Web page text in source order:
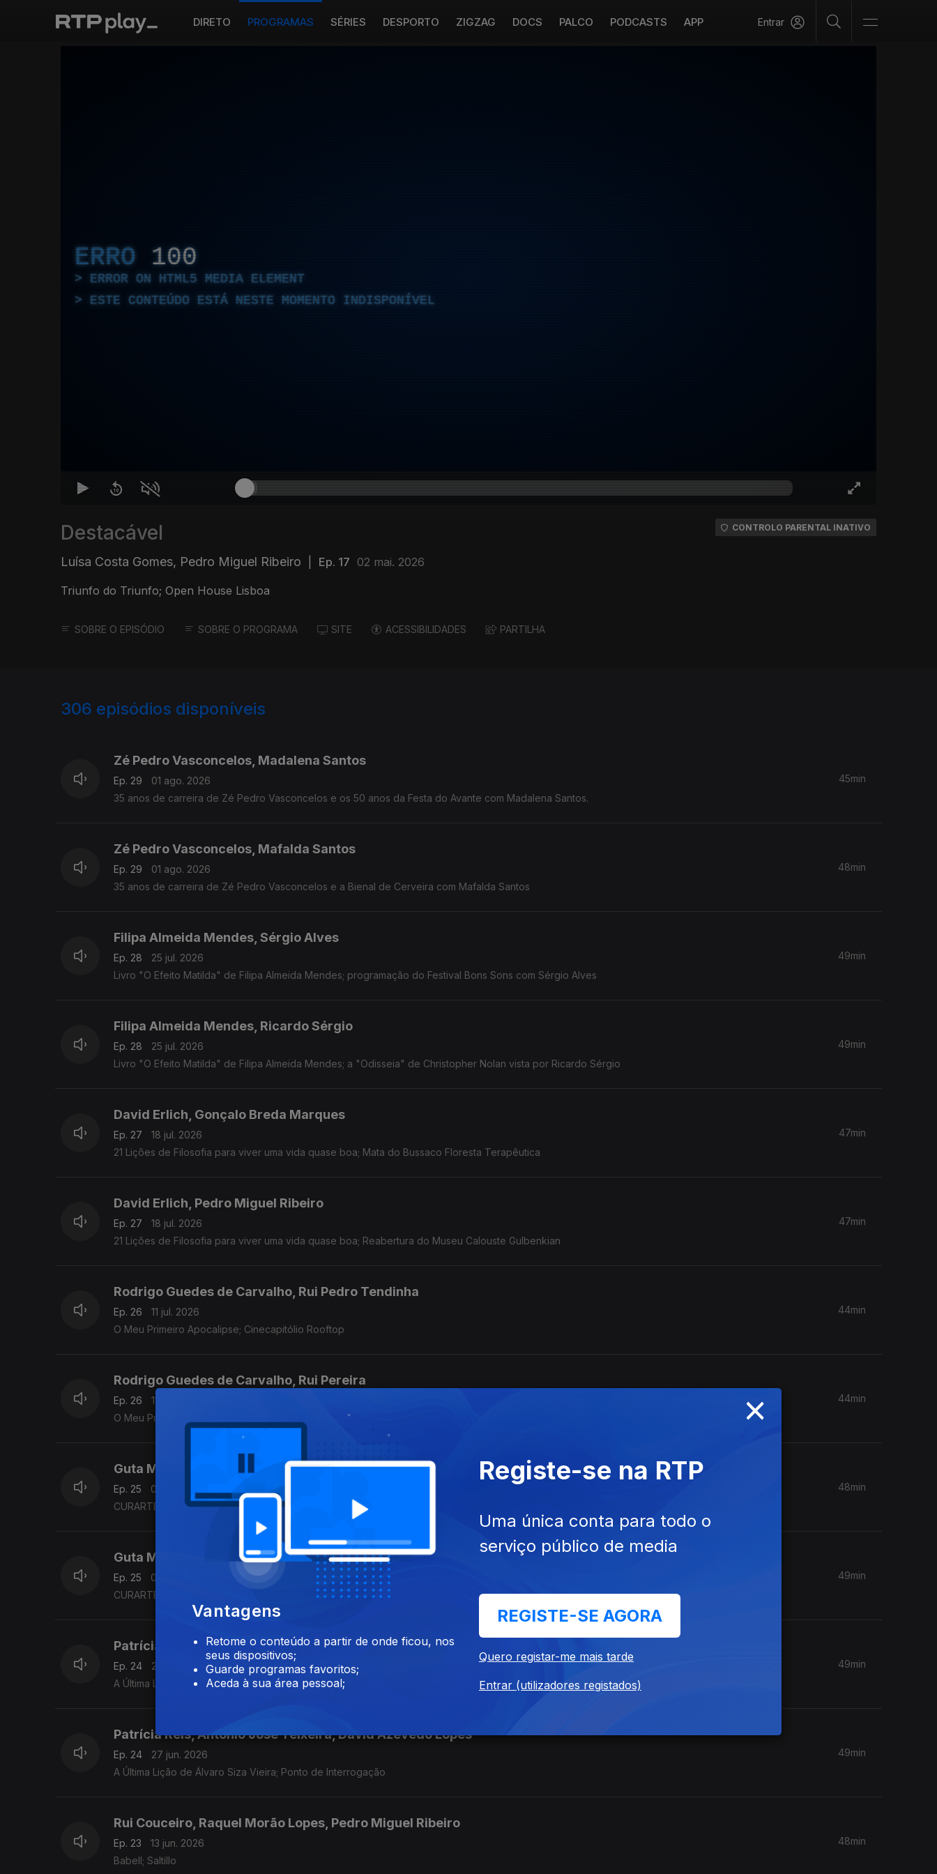
DIRETO PROGRAMAS SÉRIES DESPORTO ZIGZAG DOCS PALCO PODCASTS APP Entrar
ERRO 100
ERROR ON HTML5 MEDIA ELEMENT
ESTE CONTEÚDO ESTÁ NESTE MOMENTO INDISPONÍVEL
Destacável
Luísa Costa Gomes, Pedro Miguel Ribeiro Ep. 17 02 mai. 2026
Triunfo do Triunfo; Open House Lisboa
CONTROLO PARENTAL INATIVO
SOBRE O EPISÓDIO SOBRE O PROGRAMA SITE ACESSIBILIDADES PARTILHA
306 episódios disponíveis
Zé Pedro Vasconcelos, Madalena Santos
Ep. 29
01 ago. 2026
35 anos de carreira de Zé Pedro Vasconcelos e os 50 anos da Festa do Avante com Madalena Santos.
45min
Zé Pedro Vasconcelos, Mafalda Santos
Ep. 29
01 ago. 2026
35 anos de carreira de Zé Pedro Vasconcelos e a Bienal de Cerveira com Mafalda Santos
48min
Filipa Almeida Mendes, Sérgio Alves
Ep. 28
25 jul. 2026
Livro "O Efeito Matilda" de Filipa Almeida Mendes; programação do Festival Bons Sons com Sérgio Alves
49min
Filipa Almeida Mendes, Ricardo Sérgio
Ep. 28
25 jul. 2026
Livro "O Efeito Matilda" de Filipa Almeida Mendes; a "Odisseia" de Christopher Nolan vista por Ricardo Sérgio
49min
David Erlich, Gonçalo Breda Marques
Ep. 27
18 jul. 2026
21 Lições de Filosofia para viver uma vida quase boa; Mata do Bussaco Floresta Terapêutica
47min
David Erlich, Pedro Miguel Ribeiro
Ep. 27
18 jul. 2026
21 Lições de Filosofia para viver uma vida quase boa; Reabertura do Museu Calouste Gulbenkian
47min
Rodrigo Guedes de Carvalho, Rui Pedro Tendinha
Ep. 26
11 jul. 2026
O Meu Primeiro Apocalipse; Cinecapitólio Rooftop
44min
Rodrigo Guedes de Carvalho, Rui Pereira
Ep. 26
11 jul. 2026
O Meu Primeiro Apocalipse; Vivian Maier - Antologia
44min
Guta Moura Guedes, Ricardo Sérgio
Ep. 25
04 jul. 2026
CURARTE – Cultura que Cuida; Dia D: Sob Pressão e A Morte de Robin Hood
48min
Guta Moura Guedes, Rui Alves de Sousa
Ep. 25
04 jul. 2026
CURARTE – Cultura que Cuida; Il Cinema Ritrovato
49min
Patrícia Reis, Ricardo Sérgio
Ep. 24
27 jun. 2026
A Última Lição de Álvaro Siza Vieira; Magalhães e Duas Vezes João Liberada
49min
Patrícia Reis, António José Teixeira, David Azevedo Lopes
Ep. 24
27 jun. 2026
A Última Lição de Álvaro Siza Vieira; Ponto de Interrogação
49min
Rui Couceiro, Raquel Morão Lopes, Pedro Miguel Ribeiro
Ep. 23
13 jun. 2026
Babell; Saltillo
48min
×
Vantagens
Retome o conteúdo a partir de onde ficou, nos
seus dispositivos;
Guarde programas favoritos;
Aceda à sua área pessoal;
Registe-se na RTP
Uma única conta para todo o
serviço público de media
REGISTE-SE AGORA
Quero registar-me mais tarde
Entrar (utilizadores registados)